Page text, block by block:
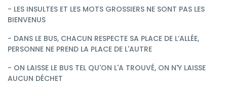
- LES INSULTES ET LES MOTS GROSSIERS NE SONT PAS LES
BIENVENUS
- DANS LE BUS, CHACUN RESPECTE SA PLACE DE L’ALLÉE,
PERSONNE NE PREND LA PLACE DE L'AUTRE
- ON LAISSE LE BUS TEL QU'ON L'A TROUVÉ, ON N'Y LAISSE
AUCUN DÉCHET